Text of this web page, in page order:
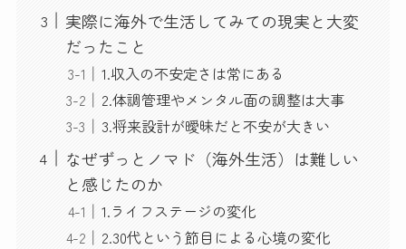
実際に海外で生活してみての現実と大変
だったこと
1.収入の不安定さは常にある
2.体調管理やメンタル面の調整は大事
3.将来設計が曖昧だと不安が大きい
なぜずっとノマド（海外生活）は難しい
と感じたのか
1.ライフステージの変化
2.30代という節目による心境の変化